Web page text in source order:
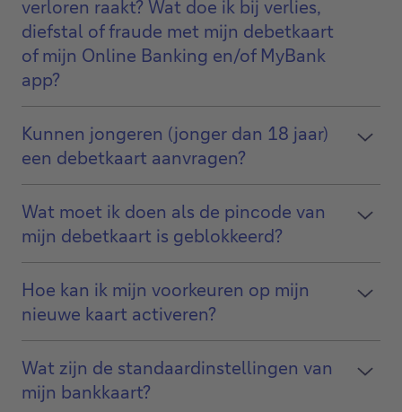
verloren raakt? Wat doe ik bij verlies,
diefstal of fraude met mijn debetkaart
of mijn Online Banking en/of MyBank
app?
Kunnen jongeren (jonger dan 18 jaar)
een debetkaart aanvragen?
Wat moet ik doen als de pincode van
mijn debetkaart is geblokkeerd?
Hoe kan ik mijn voorkeuren op mijn
nieuwe kaart activeren?
Wat zijn de standaardinstellingen van
mijn bankkaart?